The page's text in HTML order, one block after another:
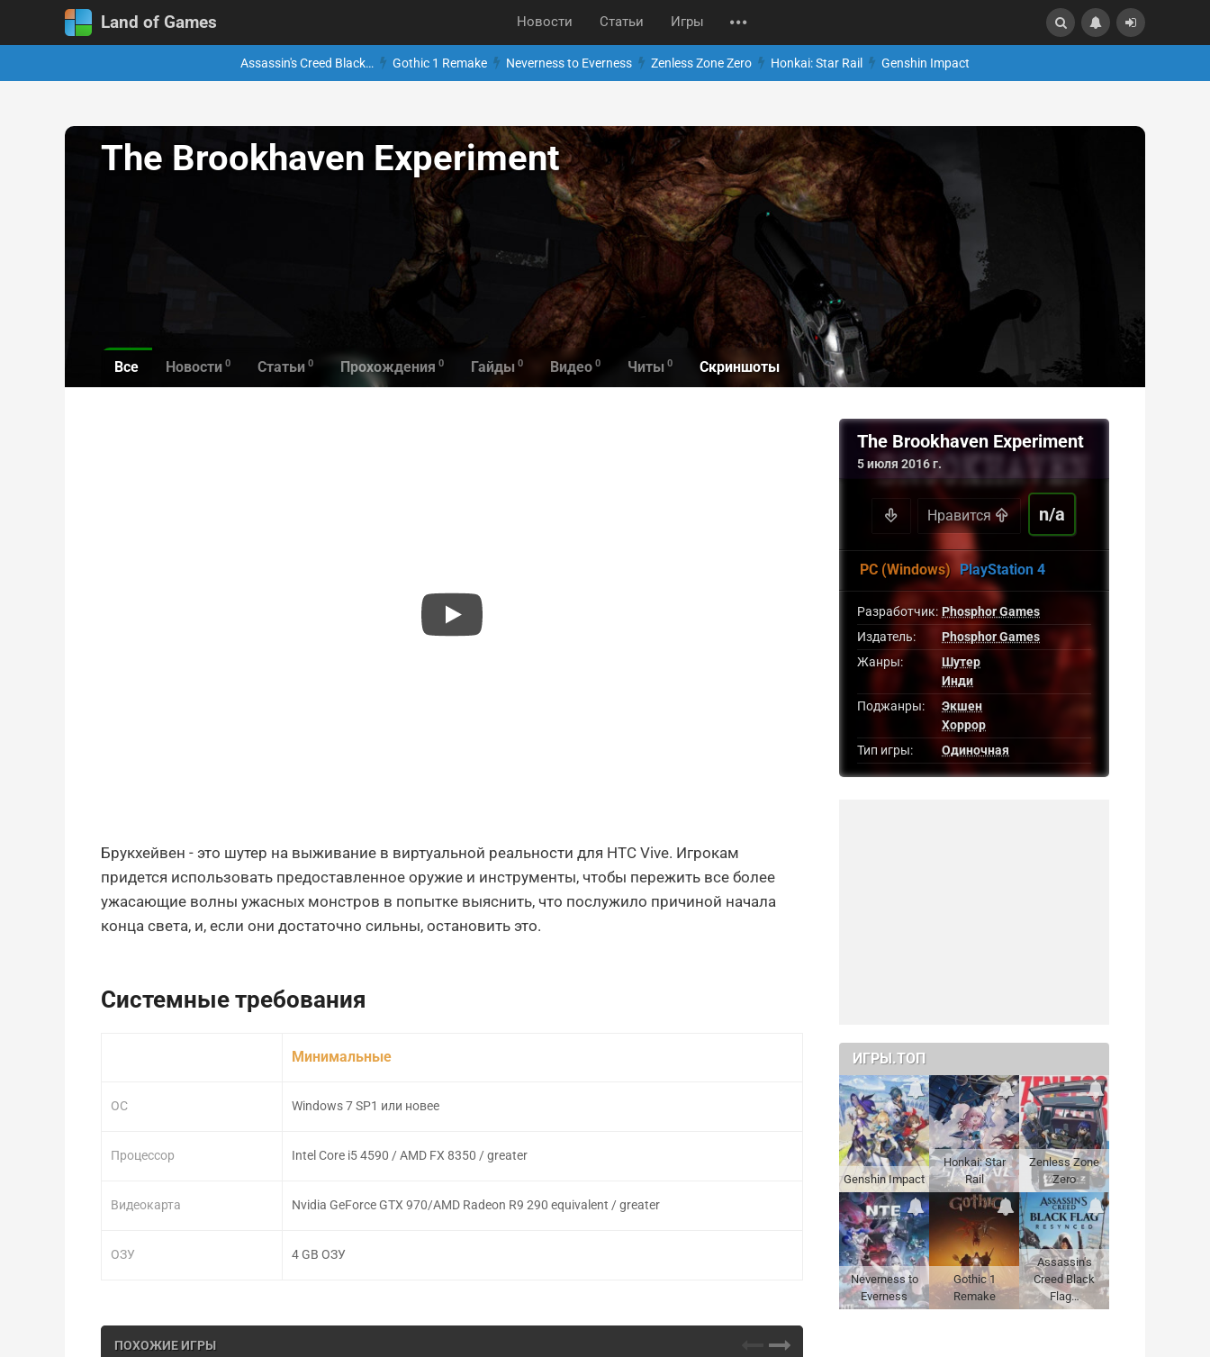
Land of Games Новости Статьи Игры
Assassin's Creed Black… Gothic 1 Remake Neverness to Everness Zenless Zone Zero Honkai: Star Rail Genshin Impact
The Brookhaven Experiment
Все Новости 0 Статьи 0 Прохождения 0 Гайды 0 Видео 0 Читы 0 Скриншоты
Брукхейвен - это шутер на выживание в виртуальной реальности для HTC Vive. Игрокам
придется использовать предоставленное оружие и инструменты, чтобы пережить все более
ужасающие волны ужасных монстров в попытке выяснить, что послужило причиной начала
конца света, и, если они достаточно сильны, остановить это.
Системные требования
ОС
Процессор
Видеокарта
ОЗУ
Минимальные
Windows 7 SP1 или новее
Intel Core i5 4590 / AMD FX 8350 / greater
Nvidia GeForce GTX 970/AMD Radeon R9 290 equivalent / greater
4 GB ОЗУ
ПОХОЖИЕ ИГРЫ
The Brookhaven Experiment
5 июля 2016 г.
Нравится n/a
PC (Windows) PlayStation 4
Разработчик: Phosphor Games
Издатель:
Phosphor Games
Жанры:
Шутер
Инди
Поджанры:
Экшен
Хоррор
Тип игры:
Одиночная
ИГРЫ.ТОП
Genshin Impact
Honkai: Star
Rail
Zenless Zone
Zero
Neverness to
Everness
Gothic 1
Remake
Assassin's
Creed Black
Flag…